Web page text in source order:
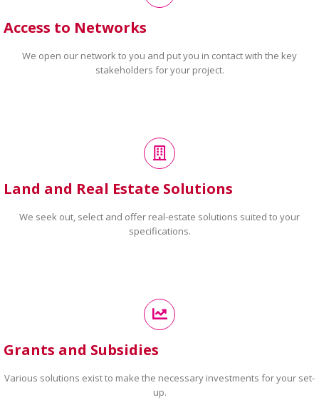
Access to Networks
We open our network to you and put you in contact with the key
stakeholders for your project.
Land and Real Estate Solutions
We seek out, select and offer real-estate solutions suited to your
specifications.
Grants and Subsidies
Various solutions exist to make the necessary investments for your set-
up.